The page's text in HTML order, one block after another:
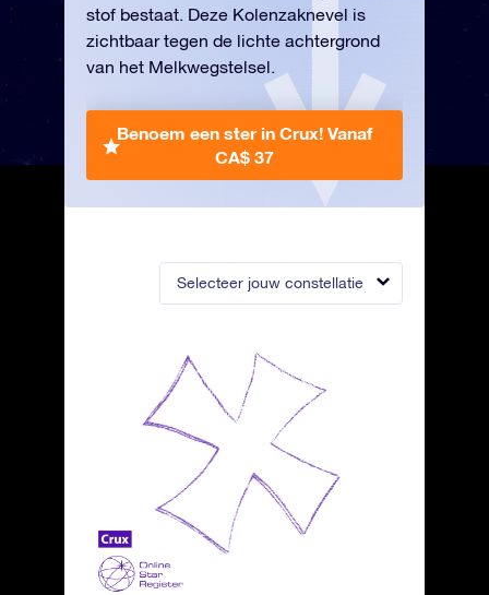
Selecteer jouw constellatie
stof bestaat. Deze Kolenzaknevel is
zichtbaar tegen de lichte achtergrond
van het Melkwegstelsel.
Benoem een ster in Crux! Vanaf
CA$ 37